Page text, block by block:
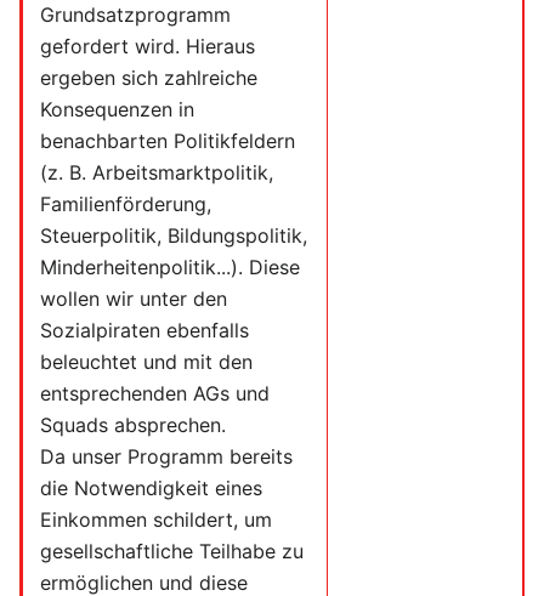
Grundsatzprogramm
gefordert wird. Hieraus
ergeben sich zahlreiche
Konsequenzen in
benachbarten Politikfeldern
(z. B. Arbeitsmarktpolitik,
Familienförderung,
Steuerpolitik, Bildungspolitik,
Minderheitenpolitik...). Diese
wollen wir unter den
Sozialpiraten ebenfalls
beleuchtet und mit den
entsprechenden AGs und
Squads absprechen.
Da unser Programm bereits
die Notwendigkeit eines
Einkommen schildert, um
gesellschaftliche Teilhabe zu
ermöglichen und diese